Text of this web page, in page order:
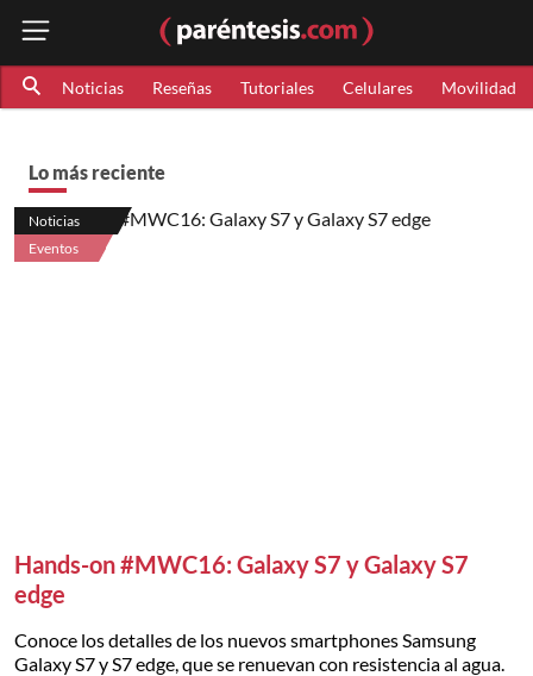
Noticias Reseñas Tutoriales Celulares Movilidad
Lo más reciente
Noticias
Eventos
Hands-on #MWC16: Galaxy S7 y Galaxy S7
edge
Conoce los detalles de los nuevos smartphones Samsung
Galaxy S7 y S7 edge, que se renuevan con resistencia al agua.